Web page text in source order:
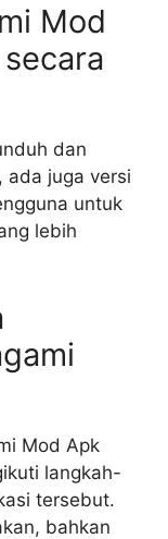
Mod
dan
ada juga versi
untuk
lebih
Mod Apk
langkah-
tersebut.
bahkan